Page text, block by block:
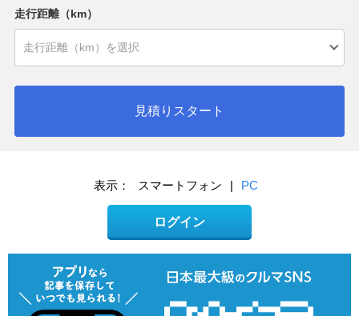
走行距離（km）
見積りスタート
表示： スマートフォン | PC
ログイン